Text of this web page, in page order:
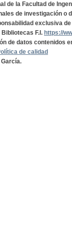
de la Facultad de
de investigación o
exclusiva
F.I. https://
de datos contenidos
de calidad